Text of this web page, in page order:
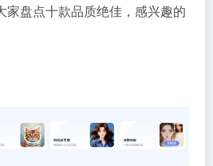
家盘点十款品质绝佳，感兴趣的